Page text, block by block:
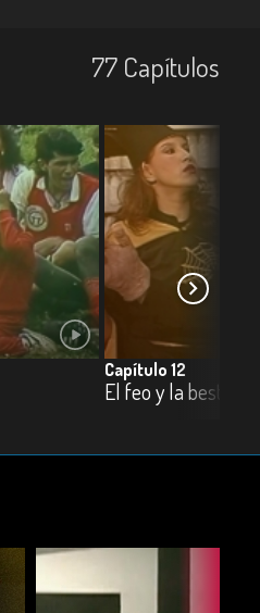
77 Capí­tulos
Capítulo 12
El feo y la bestia